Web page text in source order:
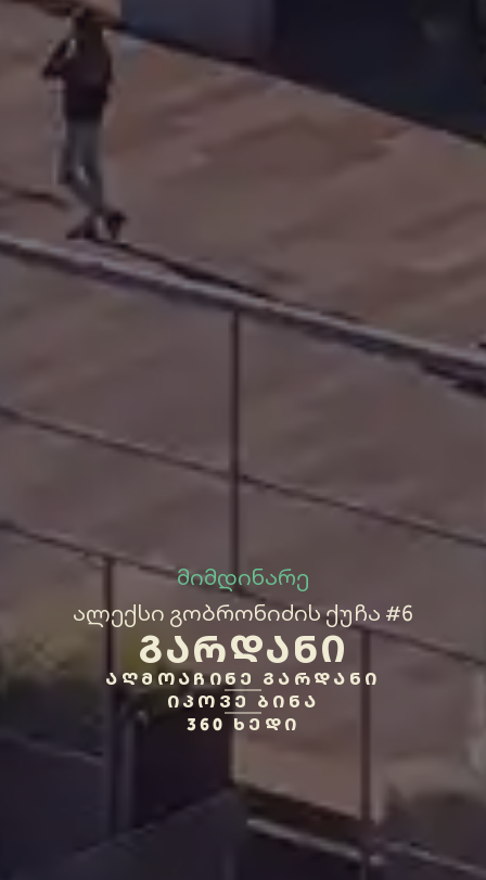
მიმდინარე
ალექსი გობრონიძის ქუჩა #6
ᲒᲐᲠᲓᲐᲜᲘ
ᲐᲦᲛᲝᲐᲩᲘᲜᲔ ᲒᲐᲠᲓᲐᲜᲘ
ᲘᲞᲝᲕᲔ ᲑᲘᲜᲐ
360 ᲮᲔᲓᲘ